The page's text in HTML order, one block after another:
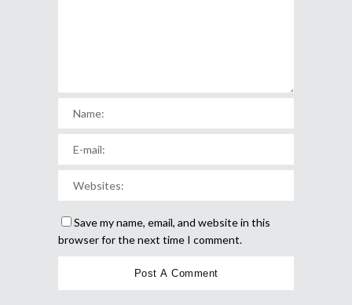
Save my name, email, and website in this
browser for the next time I comment.